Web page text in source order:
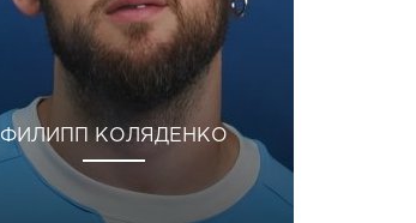
ФИЛИПП КОЛЯДЕНКО